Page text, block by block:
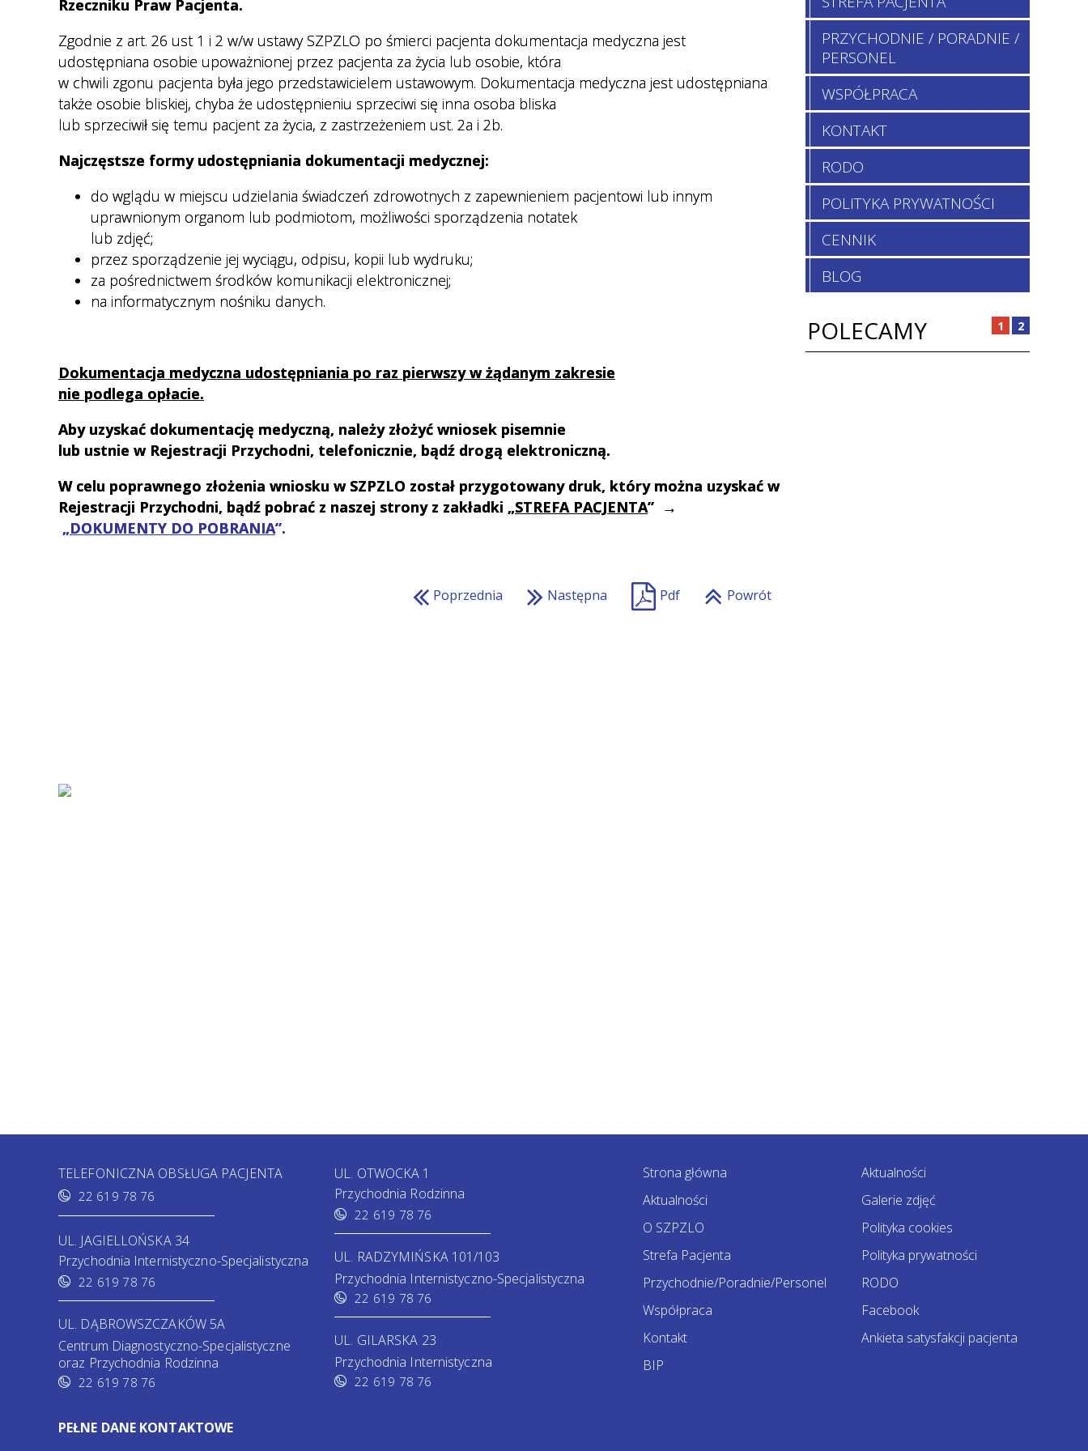
Regulamin organizacyjny
Cennik usług medycznych
Nocna i Świąteczna Opieka
Zdrowotna
Transport sanitarny
Deklaracja wyboru lekarza POZ
Ewuś
Wykaz dokumentów
potwierdzających prawo do
świadczeń opieki zdrowotnej
ze środków publicznych.
Dokumenty do pobrania
USG
Jak przygotować się do badań
RTG
e-recepty, e-skierowania
Jak się przygotować na wizytę
w poradni chirurgii
stomatologicznej
Rzeczniku Praw Pacjenta.
Zgodnie z art. 26 ust 1 i 2 w/w ustawy SZPZLO po śmierci pacjenta dokumentacja medyczna jest
udostępniana osobie upoważnionej przez pacjenta za życia lub osobie, która
w chwili zgonu pacjenta była jego przedstawicielem ustawowym. Dokumentacja medyczna jest udostępniana
także osobie bliskiej, chyba że udostępnieniu sprzeciwi się inna osoba bliska
lub sprzeciwił się temu pacjent za życia, z zastrzeżeniem ust. 2a i 2b.
Najczęstsze formy udostępniania dokumentacji medycznej:
do wglądu w miejscu udzielania świadczeń zdrowotnych z zapewnieniem pacjentowi lub innym
uprawnionym organom lub podmiotom, możliwości sporządzenia notatek
lub zdjęć;
przez sporządzenie jej wyciągu, odpisu, kopii lub wydruku;
za pośrednictwem środków komunikacji elektronicznej;
na informatycznym nośniku danych.
Dokumentacja medyczna udostępniania po raz pierwszy w żądanym zakresie
nie podlega opłacie.
Aby uzyskać dokumentację medyczną, należy złożyć wniosek pisemnie
lub ustnie w Rejestracji Przychodni, telefonicznie, bądź drogą elektroniczną.
W celu poprawnego złożenia wniosku w SZPZLO został przygotowany druk, który można uzyskać w
Rejestracji Przychodni, bądź pobrać z naszej strony z zakładki „STREFA PACJENTA” →
„DOKUMENTY DO POBRANIA”.
Poprzednia Następna Pdf Powrót
PRZYCHODNIE / PORADNIE /
PERSONEL
WSPÓŁPRACA
KONTAKT
RODO
POLITYKA PRYWATNOŚCI
CENNIK
BLOG
POLECAMY 1 2
TELEFONICZNA OBSŁUGA PACJENTA
22 619 78 76
UL. JAGIELLOŃSKA 34
Przychodnia Internistyczno-Specjalistyczna
22 619 78 76
UL. DĄBROWSZCZAKÓW 5A
Centrum Diagnostyczno-Specjalistyczne
oraz Przychodnia Rodzinna
22 619 78 76
UL. OTWOCKA 1
Przychodnia Rodzinna
22 619 78 76
UL. RADZYMIŃSKA 101/103
Przychodnia Internistyczno-Specjalistyczna
22 619 78 76
UL. GILARSKA 23
Przychodnia Internistyczna
22 619 78 76
PEŁNE DANE KONTAKTOWE
Strona główna
Aktualności
O SZPZLO
Strefa Pacjenta
Przychodnie/Poradnie/Personel
Współpraca
Kontakt
BIP
Aktualności
Galerie zdjęć
Polityka cookies
Polityka prywatności
RODO
Facebook
Ankieta satysfakcji pacjenta